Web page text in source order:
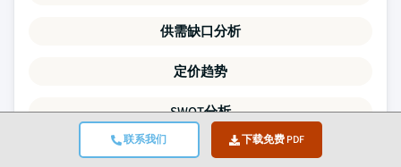
联系我们 下载免费 PDF
供需缺口分析
定价趋势
SWOT分析
并购活动